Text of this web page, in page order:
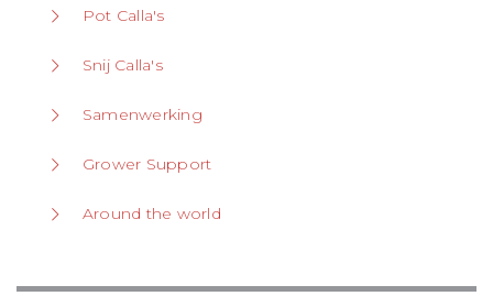
Pot Calla's
Snij Calla's
Samenwerking
Grower Support
Around the world